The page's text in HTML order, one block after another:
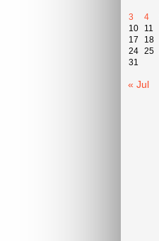
3
4
10
11
17
18
24 25
31
« Jul